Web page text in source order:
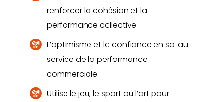
renforcer la cohésion et la
performance collective
L’optimisme et la confiance en soi au
service de la performance
commerciale
Utilise le jeu, le sport ou l’art pour